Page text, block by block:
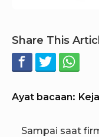
Share This
Ayat bacaan:
Sampai saat